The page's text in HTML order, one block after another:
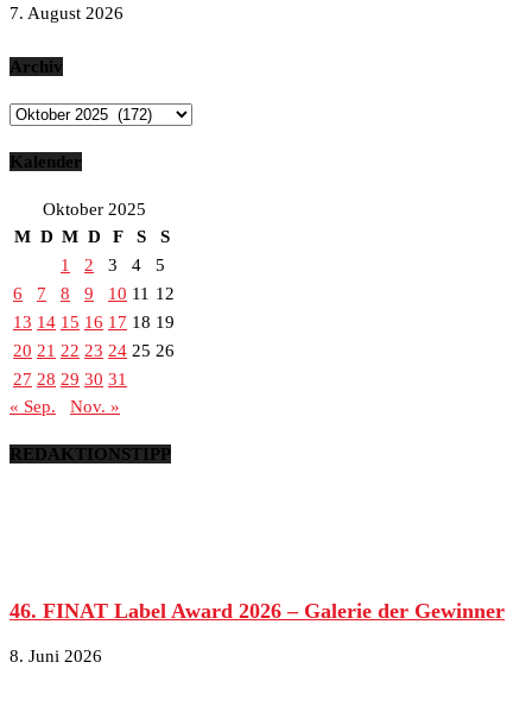
7. August 2026
Archiv
Archiv
Kalender
Oktober 2025
M D M D F S
S
1
2 3 4
5
6
7 8 9 10 11 12
13 14 15 16 17 18 19
20 21 22 23 24 25 26
27 28 29 30 31
« Sep.
Nov. »
REDAKTIONSTIPP
46. FINAT Label Award 2026 – Galerie der Gewinner
8. Juni 2026